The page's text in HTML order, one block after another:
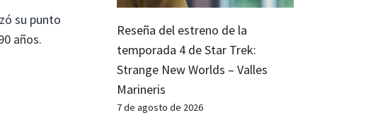
su punto
años.
Reseña del estreno de la
temporada 4 de Star Trek:
Strange New Worlds – Valles
Marineris
7 de agosto de 2026